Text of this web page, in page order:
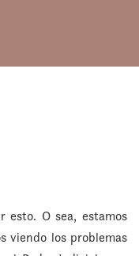
esto. O sea, estamos
viendo los problemas